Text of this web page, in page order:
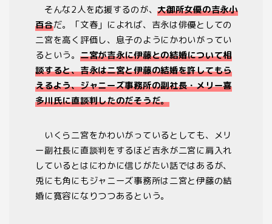
そんな2人を応援するのが、大御所女優の吉永小
百合だ。「文春」によれば、吉永は俳優としての
二宮を高く評価し、息子のようにかわいがってい
るという。 二宮が吉永に伊藤との結婚について相
談すると、吉永は二宮と伊藤の結婚を許してもら
えるよう、ジャニーズ事務所の副社長・メリー喜
多川氏に直談判したのだそうだ。
いくら二宮をかわいがっているとしても、メリ
ー副社長に直談判をするほど吉永が二宮に肩入れ
しているとはにわかに信じがたい話ではあるが、
兎にも角にもジャニーズ事務所は二宮と伊藤の結
婚に寛容になりつつあるという。